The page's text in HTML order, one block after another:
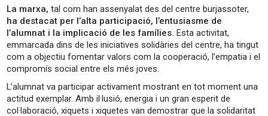
La marxa, tal com han assenyalat des del centre burjassoter,
ha destacat per l’alta participació, l’entusiasme de
l’alumnat i la implicació de les famílies. Esta activitat,
emmarcada dins de les iniciatives solidàries del centre, ha tingut
com a objectiu fomentar valors com la cooperació, l’empatia i el
compromís social entre els més joves.
L’alumnat va participar activament mostrant en tot moment una
actitud exemplar. Amb il·lusió, energia i un gran esperit de
col·laboració, xiquets i xiquetes van demostrar que la solidaritat